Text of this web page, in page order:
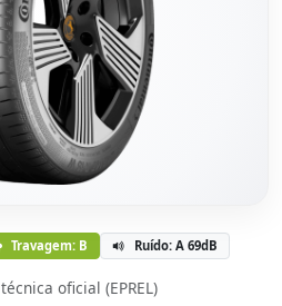
Travagem: B Ruído: A 69dB
oficial (EPREL)